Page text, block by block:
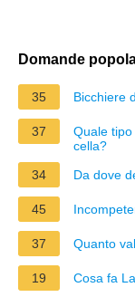
Domande
35 Bicchiere
37
Quale
cella?
34
Da dove
45
37 Quanto
19 Cosa fa